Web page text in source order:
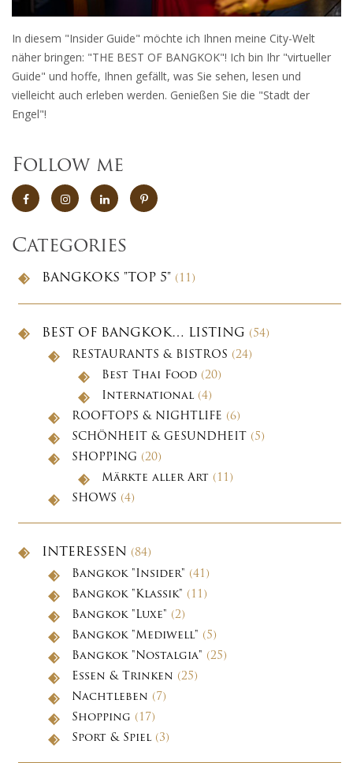
In diesem "Insider Guide" möchte ich Ihnen meine City-Welt
näher bringen: "THE BEST OF BANGKOK"! Ich bin Ihr "virtueller
Guide" und hoffe, Ihnen gefällt, was Sie sehen, lesen und
vielleicht auch erleben werden. Genießen Sie die "Stadt der
Engel"!
Follow me
Categories
BANGKOKS "TOP 5" (11)
BEST OF BANGKOK… LISTING (54)
RESTAURANTS & BISTROS (24)
Best Thai Food (20)
International (4)
ROOFTOPS & NIGHTLIFE (6)
SCHÖNHEIT & GESUNDHEIT (5)
SHOPPING (20)
Märkte aller Art (11)
SHOWS (4)
INTERESSEN (84)
Bangkok "Insider" (41)
Bangkok "Klassik" (11)
Bangkok "Luxe" (2)
Bangkok "Mediwell" (5)
Bangkok "Nostalgia" (25)
Essen & Trinken (25)
Nachtleben (7)
Shopping (17)
Sport & Spiel (3)